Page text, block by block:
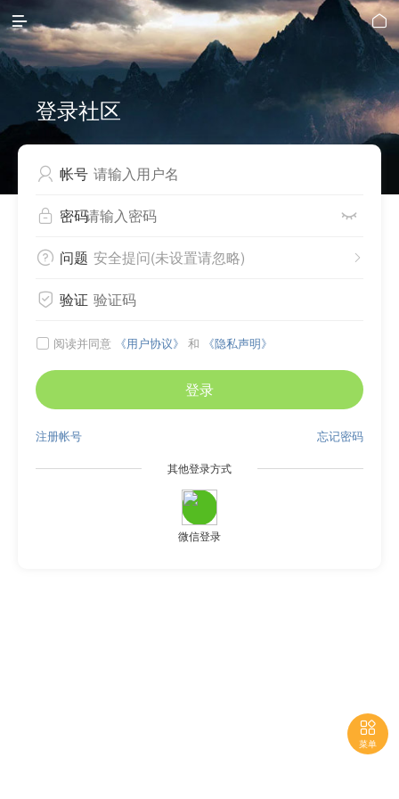
 
登录社区
 帐号
 密码 
 问题 
安全提问(未设置请忽略)
 验证
 阅读并同意 《用户协议》 和 《隐私声明》
登录
忘记密码
注册帐号
其他登录方式
微信登录

菜单